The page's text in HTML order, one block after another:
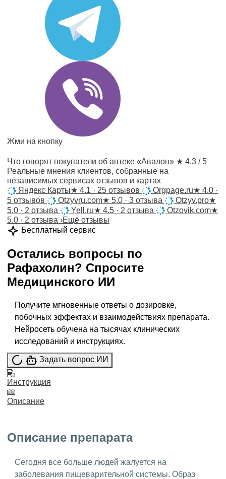
Жми на кнопку
Что говорят покупатели об аптеке «Авалон» ★ 4.3 / 5
Реальные мнения клиентов, собранные на
независимых сервисах отзывов и картах
Яндекс Карты★ 4.1 · 25 отзывов Orgpage.ru★ 4.0 ·
5 отзывов
Otzyvru.com★ 5.0 · 3 отзыва Otzyv.pro★
5.0 · 2 отзыва
Yell.ru★ 4.5 · 2 отзыва Otzovik.com★
5.0 · 2 отзыва ›Ещё отзывы
Бесплатный сервис
Остались вопросы по
Рафахолин? Спросите
Медицинского ИИ
Получите мгновенные ответы о дозировке,
побочных эффектах и взаимодействиях препарата.
Нейросеть обучена на тысячах клинических
исследований и инструкциях.
Задать вопрос ИИ
Инструкция
Описание
Описание препарата
Сегодня все больше людей жалуется на
заболевания пищеварительной системы. Образ